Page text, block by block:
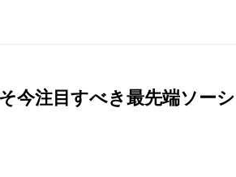
今注目すべき最先端ソー